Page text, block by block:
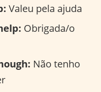
Valeu pela ajuda
Obrigada/o
Não tenho